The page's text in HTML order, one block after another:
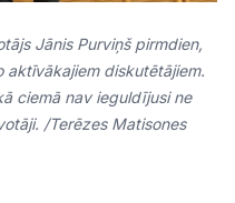
Jānis Purviņš pirmdien,
aktīvākajiem diskutētājiem.
ciemā nav ieguldījusi ne
/Terēzes Matisones